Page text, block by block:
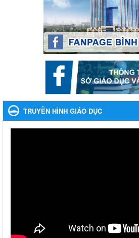
Kế hoạch Tổ chức Hội trại truyền thống
Lần thứ VIII, năm học 2023-2024
Ngày ban hành: 28/12/2023
Phối hợp rà soát nhu cầu tiêm vắc
Phối hợp rà soát nhu cầu tiêm vắc xin
Ngày ban hành: 22/11/2023
Phát động, triển khai Cuộc thi " An
cười ngày mai" dành cho học sinh
năm học 2023-2024
Phát động, triển khai Cuộc thi " An toàn
Nhắc nhỡ thực hiện thanh toán
khoản thu trong nhà trường năm học
Ngày ban hành: 27/09/2023
TRUYỀN HÌNH GIÁO DỤC